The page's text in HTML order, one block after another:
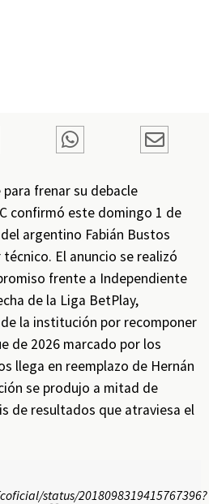
frenar su debacle
confirmó este domingo 1 de
argentino Fabián Bustos
El anuncio se realizó
frente a Independiente
de la Liga BetPlay,
la institución por recomponer
de 2026 marcado por los
llega en reemplazo de Hernán
se produjo a mitad de
de resultados que atraviesa el
status/2018098319415767396?